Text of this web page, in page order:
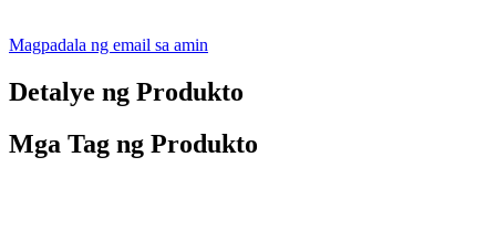
Magpadala ng email sa amin
Detalye ng Produkto
Mga Tag ng Produkto